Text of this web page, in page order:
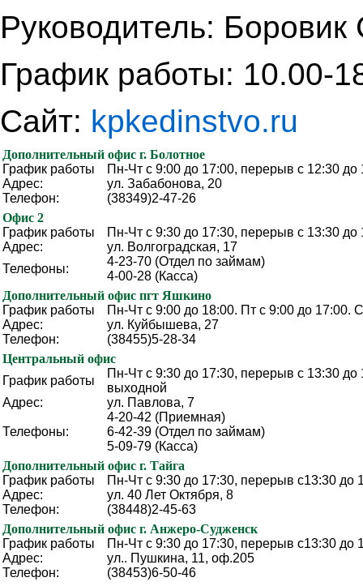
Руководитель: Боровик
График работы: 10.00-
Сайт: kpkedinstvo.ru
Дополнительный офис г. Болотное
График работы
Пн-Чт с 9:00 до 17:00, перерыв с 12:30
Адрес:
ул. Забабонова, 20
Телефон:
(38349)2-47-26
Офис 2
График работы
Пн-Чт с 9:30 до 17:30, перерыв с 13:30
Адрес:
ул. Волгоградская, 17
Телефоны:
4-23-70 (Отдел по займам)
4-00-28 (Касса)
Дополнительный офис пгт Яшкино
График работы
Пн-Чт с 9:00 до 18:00. Пт с 9:00 до 17:00.
Адрес:
ул. Куйбышева, 27
Телефон:
(38455)5-28-34
Центральный офис
График работы
Пн-Чт с 9:30 до 17:30, перерыв с 13:30
выходной
Адрес:
ул. Павлова, 7
Телефоны:
4-20-42 (Приемная)
6-42-39 (Отдел по займам)
5-09-79 (Касса)
Дополнительный офис г. Тайга
График работы
Пн-Чт с 9:30 до 17:30, перерыв с13:30
Адрес:
ул. 40 Лет Октября, 8
Телефон:
(38448)2-45-63
Дополнительный офис г. Анжеро-Судженск
График работы
Пн-Чт с 9:30 до 17:30, перерыв с13:30
Адрес:
ул.. Пушкина, 11, оф.205
Телефон:
(38453)6-50-46